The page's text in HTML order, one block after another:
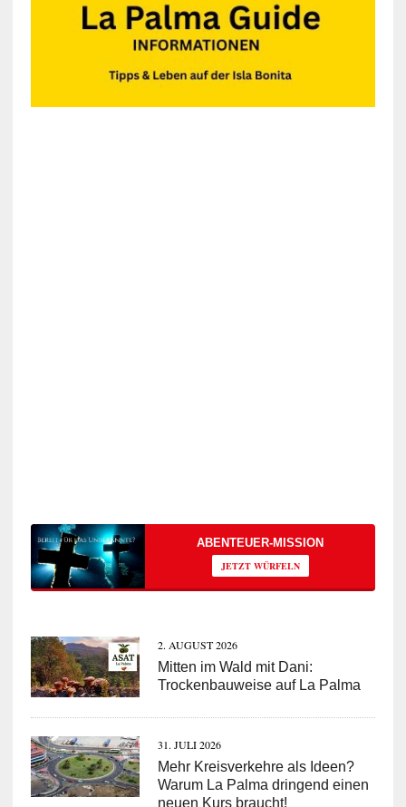
ABENTEUER-MISSION
JETZT WÜRFELN
2. AUGUST 2026
Mitten im Wald mit Dani:
Trockenbauweise auf La Palma
31. JULI 2026
Mehr Kreisverkehre als Ideen?
Warum La Palma dringend einen
neuen Kurs braucht!